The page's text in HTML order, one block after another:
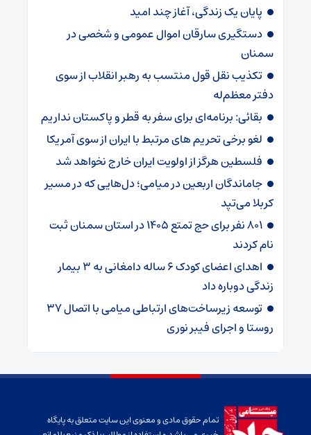
پایان یک زندگی، آغاز چند امید
دستگیری سارقان اموال عمومی و شخصی در
سمنان
تکذیب نقل قول منتسب به رهبر انقلاب از سوی
دفتر معظم‌له
بقائی: برنامه‌ای برای سفر به قطر و پاکستان نداریم
لغو برخی تحریم های مرتبط با ایران از سوی آمریکا
فلسطین هرگز از اولویت ایران خارج نخواهد شد
جاماندگان اربعین در میامی؛ دل‌هایی که در مسیر
کربلا می‌تپد
۸۰۱ نفر برای حج تمتع ۱۴۰۵ در استان سمنان ثبت
نام کردند
اهدای اعضای کودک ۶ ساله دامغانی به ۳ بیمار
زندگی دوباره داد
توسعه زیرساخت‌های ارتباطی میامی با اتصال ۳۷
روستا و اجرای فیبر نوری
تمام حقوق مادی و معنوی این سایت متعلق به پایگاه